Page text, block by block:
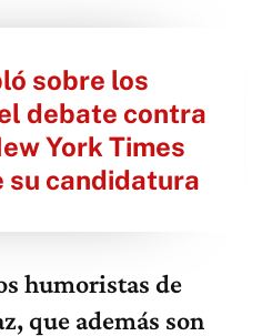
sobre los
debate contra
York Times
su candidatura
humoristas de
que además son